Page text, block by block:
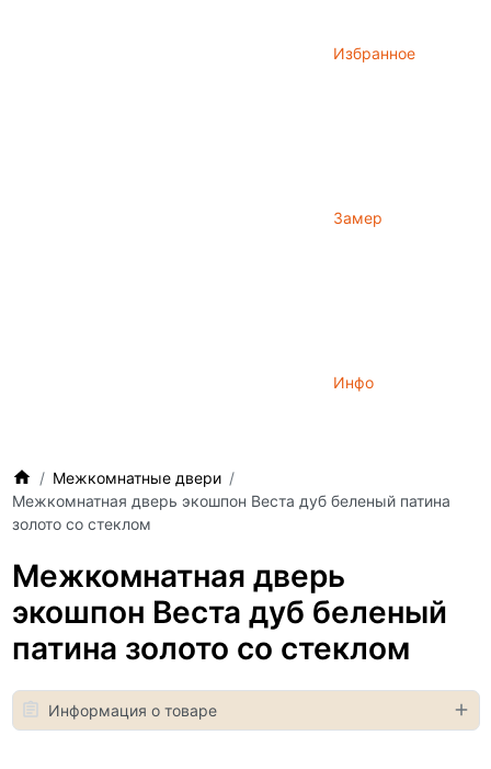
Избранное
Замер
Инфо
Межкомнатные двери
Межкомнатная дверь экошпон Веста дуб беленый патина
золото со стеклом
Межкомнатная дверь
экошпон Веста дуб беленый
патина золото со стеклом
Информация о товаре